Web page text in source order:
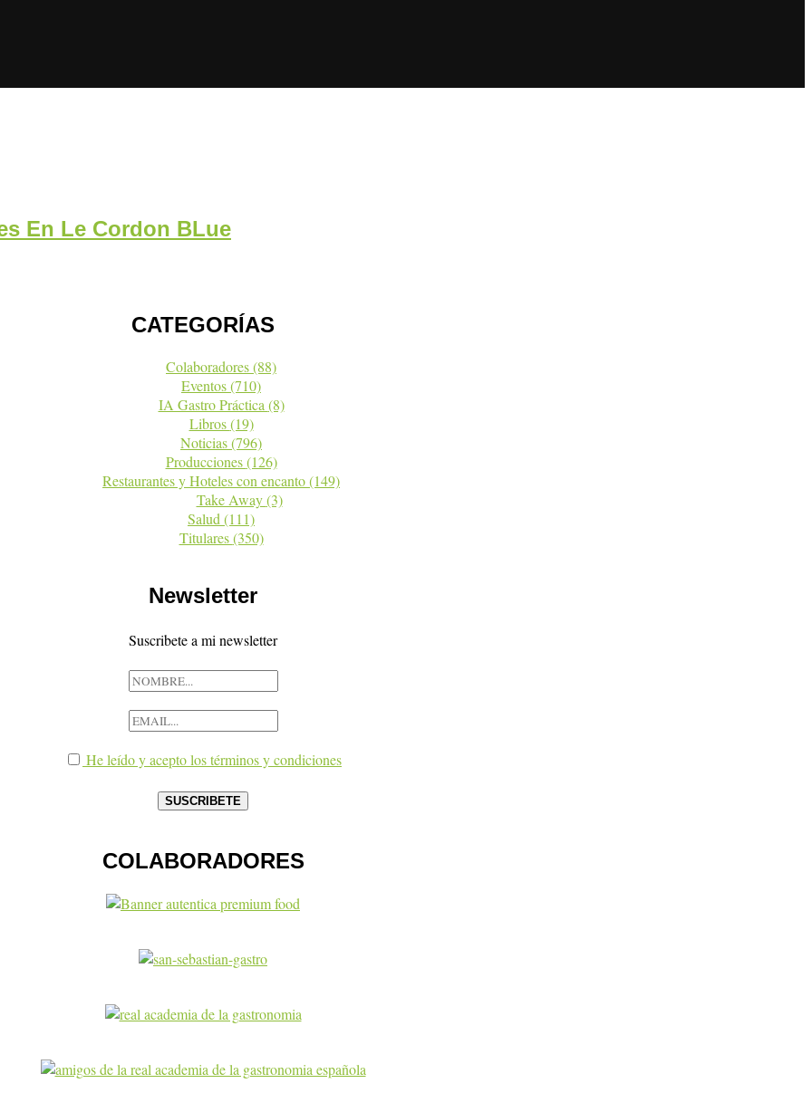
En Le Cordon BLue
CATEGORÍAS
Colaboradores(88)
Eventos(710)
IA Gastro Práctica(8)
Libros(19)
Noticias(796)
Producciones(126)
Restaurantes y Hoteles con encanto(149)
Take Away(3)
Salud(111)
Titulares(350)
Newsletter
Suscribete a mi newsletter
He leído y acepto los términos y condiciones
COLABORADORES